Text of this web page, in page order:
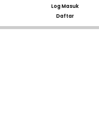
Log Masuk
Daftar